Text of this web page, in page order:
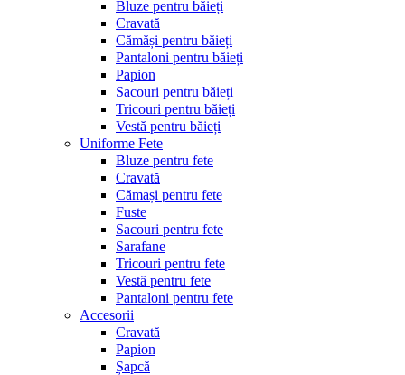
Bluze pentru băieți
Cravată
Cămăși pentru băieți
Pantaloni pentru băieți
Papion
Sacouri pentru băieți
Tricouri pentru băieți
Vestă pentru băieți
Uniforme Fete
Bluze pentru fete
Cravată
Cămași pentru fete
Fuste
Sacouri pentru fete
Sarafane
Tricouri pentru fete
Vestă pentru fete
Pantaloni pentru fete
Accesorii
Cravată
Papion
Șapcă